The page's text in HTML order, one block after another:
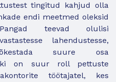
tingitud kahjud olla
endi meetmed oleksid
teevad olulisi
lahendustesse,
suure osa
on suur roll pettuste
töötajatel, kes